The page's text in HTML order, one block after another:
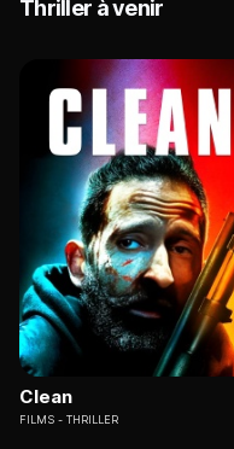
Thriller à venir
Clean
FILMS THRILLER